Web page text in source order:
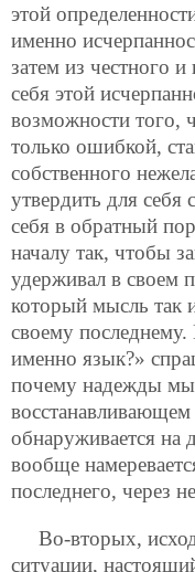
этой
именно
затем из честного
себя этой
возможности того,
только ошибкой,
собственного
утвердить для себя
себя в обратный
началу так, чтобы
удерживал в своем
который мысль так
своему
именно язык?»
почему надежды
обнаруживается на
вообще
последнего, через
Во-вторых,
ситуации,